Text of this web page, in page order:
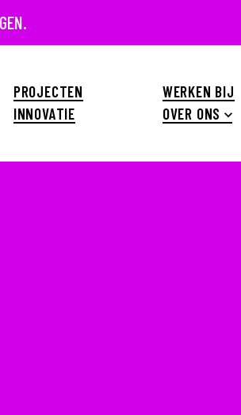
PROJECTEN
INNOVATIE
WERKEN BIJ
OVER ONS